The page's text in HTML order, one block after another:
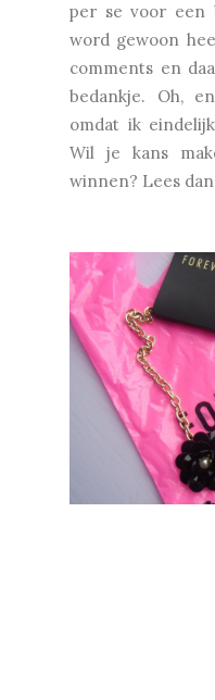
per se voor een
word gewoon
comments en
bedankje. Oh,
omdat ik
Wil je kans
winnen? Lees